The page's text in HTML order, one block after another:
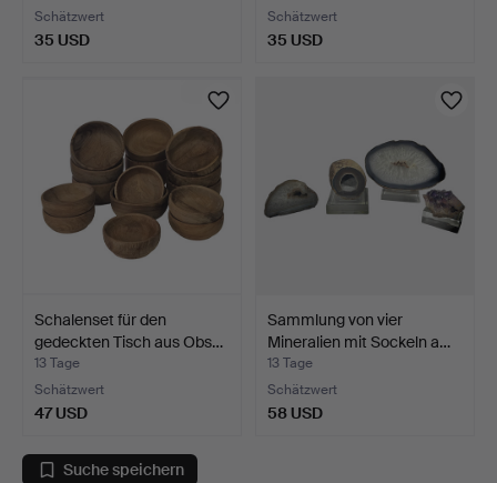
Schätzwert
35 USD
Schätzwert
35 USD
Schalenset für den
gedeckten Tisch aus Obs…
13 Tage
Schätzwert
47 USD
Sammlung von vier
Mineralien mit Sockeln a…
13 Tage
Schätzwert
58 USD
Suche speichern